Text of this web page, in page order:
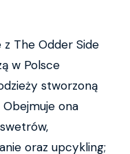
z The Odder Side
w Polsce
stworzoną
ona
oraz upcykling;